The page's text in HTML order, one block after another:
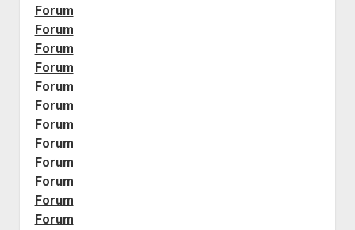
Forum
Forum
Forum
Forum
Forum
Forum
Forum
Forum
Forum
Forum
Forum
Forum